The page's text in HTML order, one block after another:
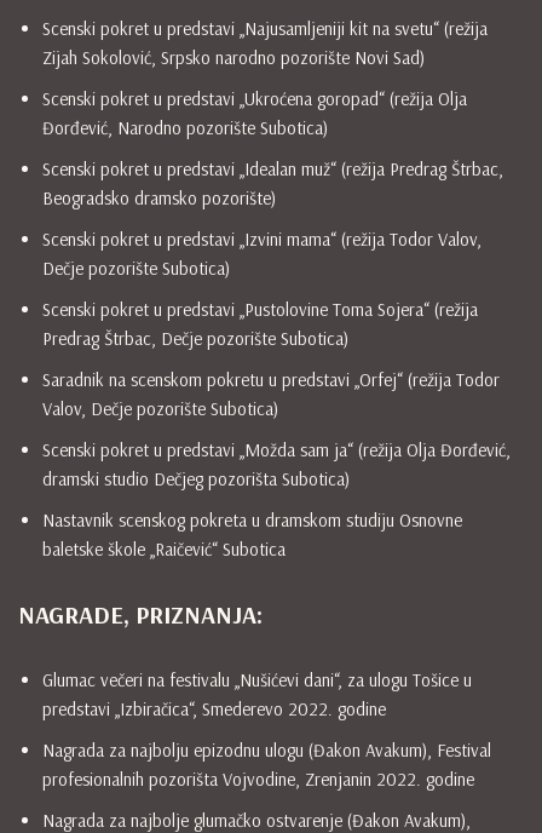
Scenski pokret u predstavi „Najusamljeniji kit na svetu“ (režija
Zijah Sokolović, Srpsko narodno pozorište Novi Sad)
Scenski pokret u predstavi „Ukroćena goropad“ (režija Olja
Đorđević, Narodno pozorište Subotica)
Scenski pokret u predstavi „Idealan muž“ (režija Predrag Štrbac,
Beogradsko dramsko pozorište)
Scenski pokret u predstavi „Izvini mama“ (režija Todor Valov,
Dečje pozorište Subotica)
Scenski pokret u predstavi „Pustolovine Toma Sojera“ (režija
Predrag Štrbac, Dečje pozorište Subotica)
Saradnik na scenskom pokretu u predstavi „Orfej“ (režija Todor
Valov, Dečje pozorište Subotica)
Scenski pokret u predstavi „Možda sam ja“ (režija Olja Đorđević,
dramski studio Dečjeg pozorišta Subotica)
Nastavnik scenskog pokreta u dramskom studiju Osnovne
baletske škole „Raičević“ Subotica
NAGRADE, PRIZNANJA:
Glumac večeri na festivalu „Nušićevi dani“, za ulogu Tošice u
predstavi „Izbiračica“, Smederevo 2022. godine
Nagrada za najbolju epizodnu ulogu (Đakon Avakum), Festival
profesionalnih pozorišta Vojvodine, Zrenjanin 2022. godine
Nagrada za najbolje glumačko ostvarenje (Đakon Avakum),